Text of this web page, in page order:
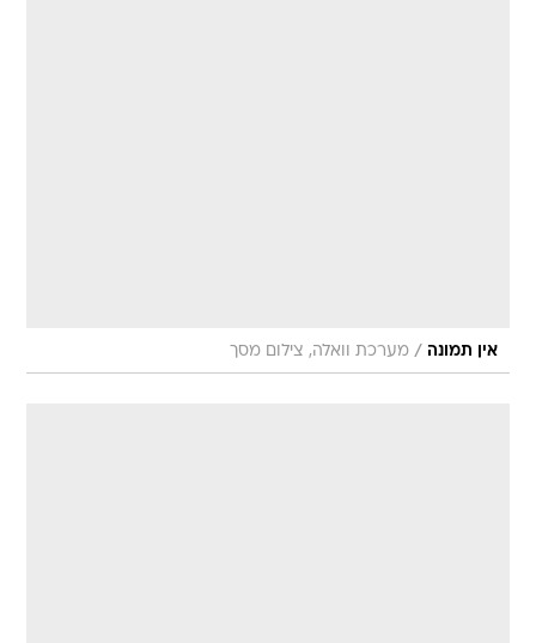
אין תמונה / מערכת וואלה, צילום מסך